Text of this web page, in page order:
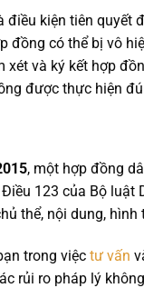
kiện tiên quyết
đồng có thể bị vô
xét và ký kết hợp
được thực hiện
, một hợp đồng
123 của Bộ
thể, nội dung, hình
trong việc tư vấn
rủi ro pháp lý